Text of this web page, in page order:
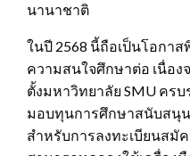
นานาชาติ
ในปี 2568 นี้ถือเป็นโอกา
ความสนใจศึกษาต่อ เนื่อง
ตั้งมหาวิทยาลัย SMU ‎คร
มอบทุนการศึกษาสนับสนุน
สำหรับการลงทะเบียนสมัค